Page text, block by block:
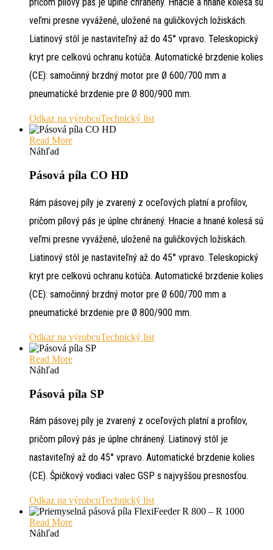
pričom pílový pás je úplne chránený. Hnacie a hnané kolesá sú
veľmi presne vyvážené, uložené na guličkových ložiskách.
Liatinový stôl je nastaviteľný až do 45° vpravo. Teleskopický
kryt pre celkovú ochranu kotúča. Automatické brzdenie kolies
(CE): samočinný brzdný motor pre Ø 600/700 mm a
pneumatické brzdenie pre Ø 800/900 mm.
Odkaz na výrobcuTechnický list
Read More
Náhľad
Pásová píla CO HD
Rám pásovej píly je zvarený z oceľových platní a profilov,
pričom pílový pás je úplne chránený. Hnacie a hnané kolesá sú
veľmi presne vyvážené, uložené na guličkových ložiskách.
Liatinový stôl je nastaviteľný až do 45° vpravo. Teleskopický
kryt pre celkovú ochranu kotúča. Automatické brzdenie kolies
(CE): samočinný brzdný motor pre Ø 600/700 mm a
pneumatické brzdenie pre Ø 800/900 mm.
Odkaz na výrobcuTechnický list
Read More
Náhľad
Pásová píla SP
Rám pásovej píly je zvarený z oceľových platní a profilov,
pričom pílový pás je úplne chránený. Liatinový stôl je
nastaviteľný až do 45° vpravo. Automatické brzdenie kolies
(CE). Špičkový vodiaci valec GSP s najvyššou presnosťou.
Odkaz na výrobcuTechnický list
Read More
Náhľad